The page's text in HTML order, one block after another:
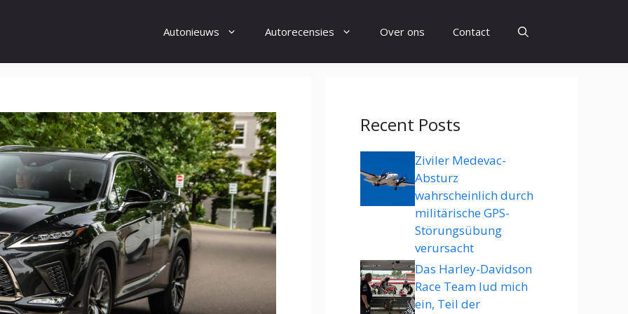
Autonieuws Autorecensies Over ons Contact
Recent Posts
Ziviler Medevac-
Absturz
wahrscheinlich durch
militärische GPS-
Störungsübung
verursacht
Das Harley-Davidson
Race Team lud mich
ein, Teil der